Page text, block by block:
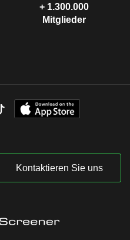
+ 1.300.000
Mitglieder
Kontaktieren Sie uns